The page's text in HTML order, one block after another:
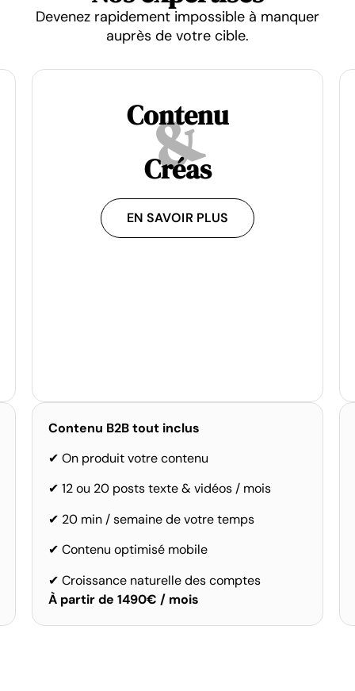
Devenez rapidement impossible à manquer
auprès de votre cible.
Contenu
&
Créas
EN SAVOIR PLUS
Contenu B2B tout inclus
✔ On produit votre contenu
✔ 12 ou 20 posts texte & vidéos / mois
✔ 20 min / semaine de votre temps
✔ Contenu optimisé mobile
✔ Croissance naturelle des comptes
À partir de 1490€ / mois